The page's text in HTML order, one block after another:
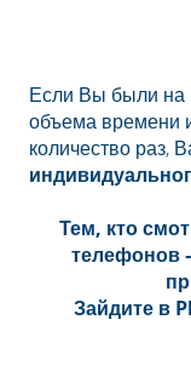
Если Вы были на
объема времени
количество раз,
Тем, кто
телефонов
Зайдите в